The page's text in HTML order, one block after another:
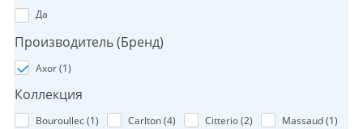
Да
Производитель (Бренд)
Axor (1)
Коллекция
Bouroullec (1) Carlton (4) Citterio (2) Massaud (1)